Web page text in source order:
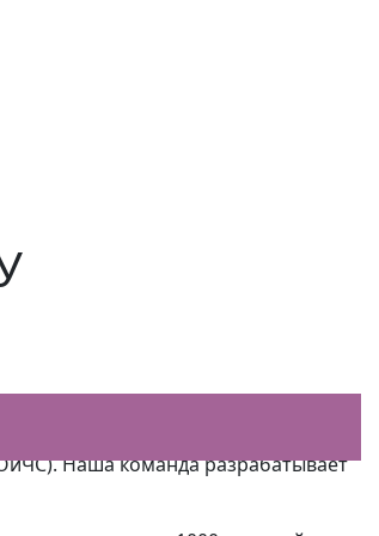
комплексные решения в
Наша команда разрабатывает